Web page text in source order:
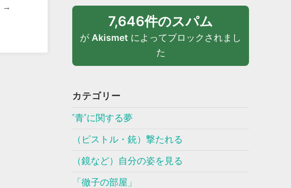
→
7,646件のスパム
が Akismet によってブロックされまし
た
カテゴリー
”青”に関する夢
（ピストル・銃）撃たれる
（鏡など）自分の姿を見る
「徹子の部屋」